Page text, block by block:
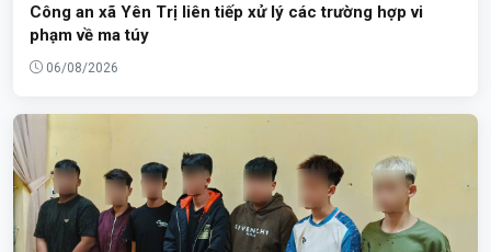
Công an xã Yên Trị liên tiếp xử lý các trường hợp vi
phạm về ma túy
06/08/2026